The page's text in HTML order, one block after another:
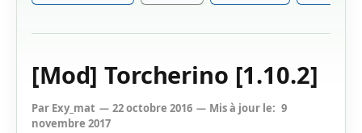
[Mod] Torcherino [1.10.2]
Par Exy_mat 22 octobre 2016 Mis à jour le: 9
novembre 2017